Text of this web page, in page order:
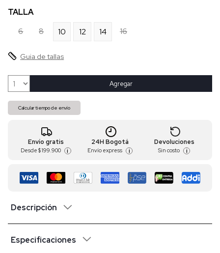
TALLA
6
8 10 12 14 16
Guia de tallas
Agregar
Calcular tiempo de envío
Envío gratis
Desde $ 199.900 i
24H Bogotá
Envío express i
Devoluciones
Sin costo i
Descripción
Especificaciones